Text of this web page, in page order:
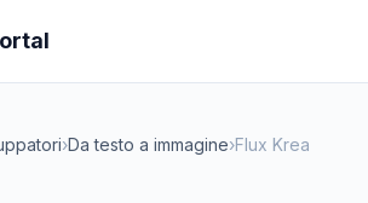
›Da testo a immagine›Flux Krea